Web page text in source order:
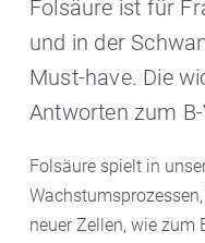
Folsäure ist für
und in der
Must-have. Die
Antworten zum
Folsäure spielt in
neuer Zellen, wie zum